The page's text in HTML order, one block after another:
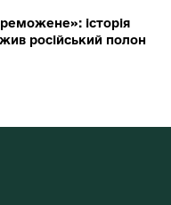
історія
російський полон